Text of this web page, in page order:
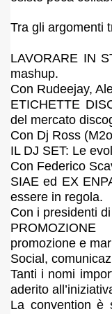
Tra gli argomenti
LAVORARE IN
mashup.
Con Rudeejay,
ETICHETTE
del mercato
Con Dj Ross
IL DJ SET: Le
Con Federico
SIAE ed EX
essere in regola.
Con i presidenti
promozione e
Social,
Tanti i nomi
aderito
La convention è